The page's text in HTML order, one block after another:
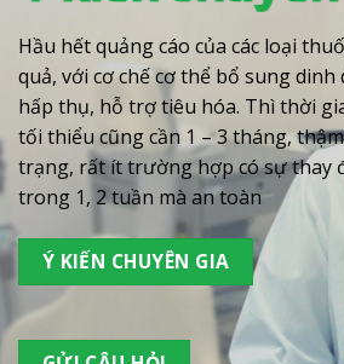
Hầu hết quảng cáo của các loại
quả, với cơ chế cơ thể bổ sung
hấp thụ, hỗ trợ tiêu hóa. Thì thời
tối thiểu cũng cần 1 – 3 tháng,
trạng, rất ít trường hợp có sự thay
trong 1, 2 tuần mà an toàn.
Ý KIẾN CHUYÊN GIA
GỬI CÂU HỎI